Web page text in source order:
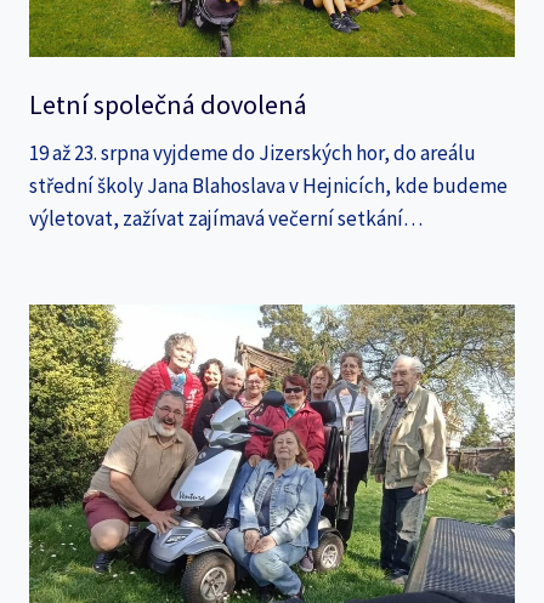
Letní společná dovolená
19 až 23. srpna vyjdeme do Jizerských hor, do areálu
střední školy Jana Blahoslava v Hejnicích, kde budeme
výletovat, zažívat zajímavá večerní setkání…